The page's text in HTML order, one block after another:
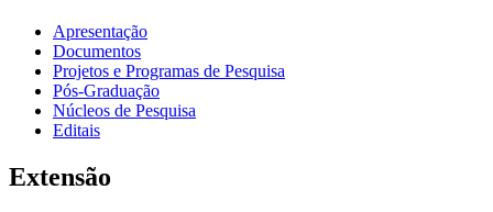
Apresentação
Documentos
Projetos e Programas de Pesquisa
Pós-Graduação
Núcleos de Pesquisa
Editais
Extensão